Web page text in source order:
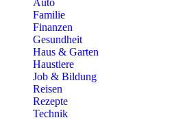
Auto
Familie
Finanzen
Gesundheit
Haus & Garten
Haustiere
Job & Bildung
Reisen
Rezepte
Technik